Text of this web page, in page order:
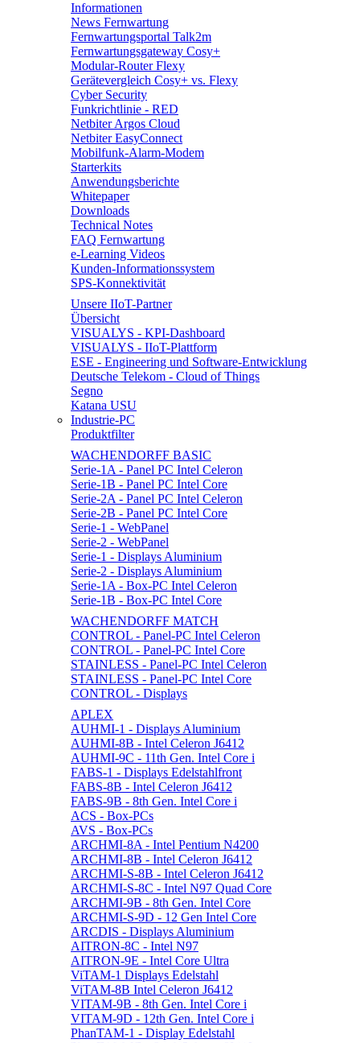
Informationen
News Fernwartung
Fernwartungsportal Talk2m
Fernwartungsgateway Cosy+
Modular-Router Flexy
Gerätevergleich Cosy+ vs. Flexy
Cyber Security
Funkrichtlinie - RED
Netbiter Argos Cloud
Netbiter EasyConnect
Mobilfunk-Alarm-Modem
Starterkits
Anwendungsberichte
Whitepaper
Downloads
Technical Notes
FAQ Fernwartung
e-Learning Videos
Kunden-Informationssystem
SPS-Konnektivität
Unsere IIoT-Partner
Übersicht
VISUALYS - KPI-Dashboard
VISUALYS - IIoT-Plattform
ESE - Engineering und Software-Entwicklung
Deutsche Telekom - Cloud of Things
Segno
Katana USU
Industrie-PC
Produktfilter
WACHENDORFF BASIC
Serie-1A - Panel PC Intel Celeron
Serie-1B - Panel PC Intel Core
Serie-2A - Panel PC Intel Celeron
Serie-2B - Panel PC Intel Core
Serie-1 - WebPanel
Serie-2 - WebPanel
Serie-1 - Displays Aluminium
Serie-2 - Displays Aluminium
Serie-1A - Box-PC Intel Celeron
Serie-1B - Box-PC Intel Core
WACHENDORFF MATCH
CONTROL - Panel-PC Intel Celeron
CONTROL - Panel-PC Intel Core
STAINLESS - Panel-PC Intel Celeron
STAINLESS - Panel-PC Intel Core
CONTROL - Displays
APLEX
AUHMI-1 - Displays Aluminium
AUHMI-8B - Intel Celeron J6412
AUHMI-9C - 11th Gen. Intel Core i
FABS-1 - Displays Edelstahlfront
FABS-8B - Intel Celeron J6412
FABS-9B - 8th Gen. Intel Core i
ACS - Box-PCs
AVS - Box-PCs
ARCHMI-8A - Intel Pentium N4200
ARCHMI-8B - Intel Celeron J6412
ARCHMI-S-8B - Intel Celeron J6412
ARCHMI-S-8C - Intel N97 Quad Core
ARCHMI-9B - 8th Gen. Intel Core
ARCHMI-S-9D - 12 Gen Intel Core
ARCDIS - Displays Aluminium
AITRON-8C - Intel N97
AITRON-9E - Intel Core Ultra
ViTAM-1 Displays Edelstahl
ViTAM-8B Intel Celeron J6412
VITAM-9B - 8th Gen. Intel Core i
VITAM-9D - 12th Gen. Intel Core i
PhanTAM-1 - Display Edelstahl